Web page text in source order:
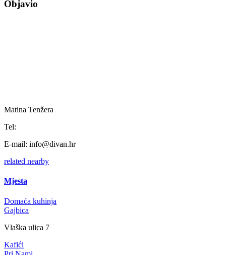
Objavio
Matina Tenžera
Tel:
E-mail: info@divan.hr
related nearby
Mjesta
Domaća kuhinja
Gajbica
Vlaška ulica 7
Kafići